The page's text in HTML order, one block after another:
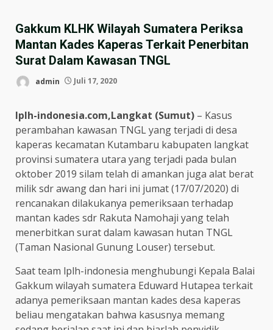
Gakkum KLHK Wilayah Sumatera Periksa
Mantan Kades Kaperas Terkait Penerbitan
Surat Dalam Kawasan TNGL
admin Juli 17, 2020
lplh-indonesia.com,Langkat (Sumut) – Kasus
perambahan kawasan TNGL yang terjadi di desa
kaperas kecamatan Kutambaru kabupaten langkat
provinsi sumatera utara yang terjadi pada bulan
oktober 2019 silam telah di amankan juga alat berat
milik sdr awang dan hari ini jumat (17/07/2020) di
rencanakan dilakukanya pemeriksaan terhadap
mantan kades sdr Rakuta Namohaji yang telah
menerbitkan surat dalam kawasan hutan TNGL
(Taman Nasional Gunung Louser) tersebut.
Saat team lplh-indonesia menghubungi Kepala Balai
Gakkum wilayah sumatera Eduward Hutapea terkait
adanya pemeriksaan mantan kades desa kaperas
beliau mengatakan bahwa kasusnya memang